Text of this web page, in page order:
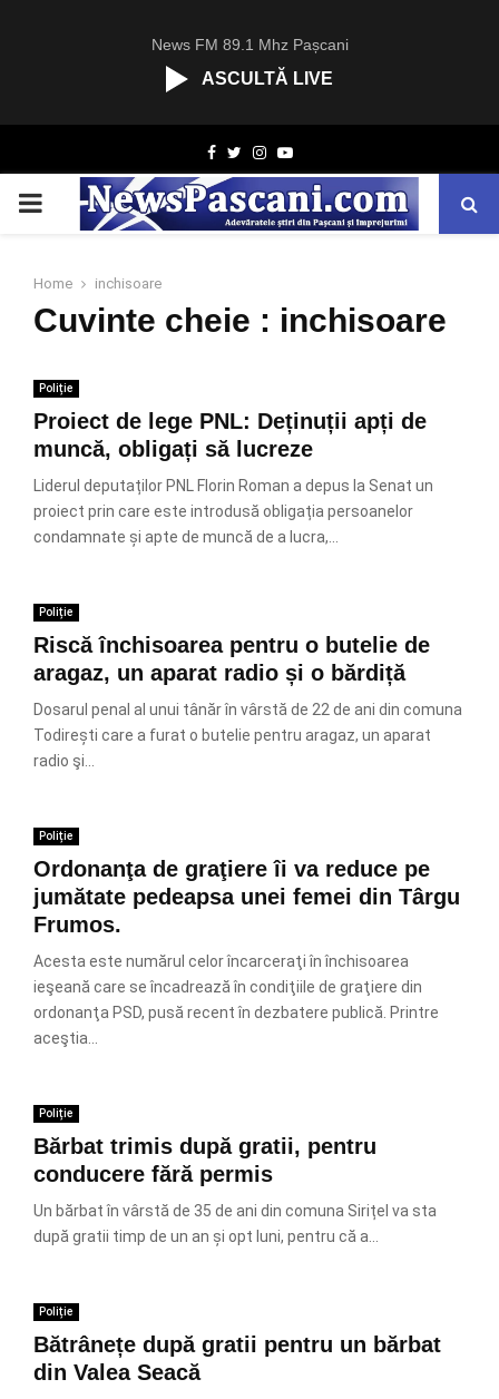
News FM 89.1 Mhz Pașcani
ASCULTĂ LIVE
Facebook
TwitterInstagram
Youtube
PRIMARY
Home inchisoare
Cuvinte cheie : inchisoare
Poliție
Proiect de lege PNL: Deținuții apți de
muncă, obligați să lucreze
Liderul deputaților PNL Florin Roman a depus la Senat un
proiect prin care este introdusă obligația persoanelor
condamnate și apte de muncă de a lucra,...
Poliție
Riscă închisoarea pentru o butelie de
aragaz, un aparat radio și o bărdiță
Dosarul penal al unui tânăr în vârstă de 22 de ani din comuna
Todirești care a furat o butelie pentru aragaz, un aparat
radio şi...
Poliție
Ordonanţa de graţiere îi va reduce pe
jumătate pedeapsa unei femei din Târgu
Frumos.
Acesta este numărul celor încarceraţi în închisoarea
ieşeană care se încadrează în condiţiile de graţiere din
ordonanţa PSD, pusă recent în dezbatere publică. Printre
aceştia...
Poliție
Bărbat trimis după gratii, pentru
conducere fără permis
Un bărbat în vârstă de 35 de ani din comuna Sirițel va sta
după gratii timp de un an și opt luni, pentru că a...
Poliție
Bătrânețe după gratii pentru un bărbat
din Valea Seacă